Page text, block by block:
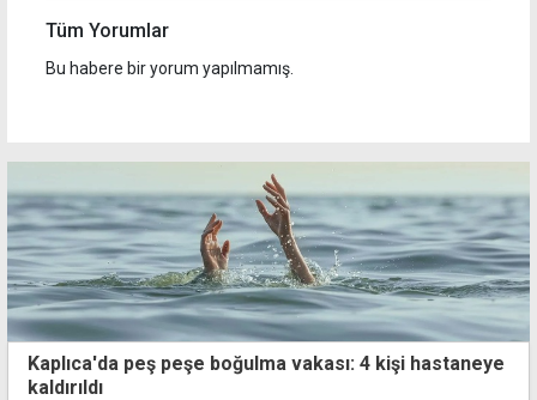
Tüm Yorumlar
Bu habere bir yorum yapılmamış.
Kaplıca'da peş peşe boğulma vakası: 4 kişi hastaneye
kaldırıldı